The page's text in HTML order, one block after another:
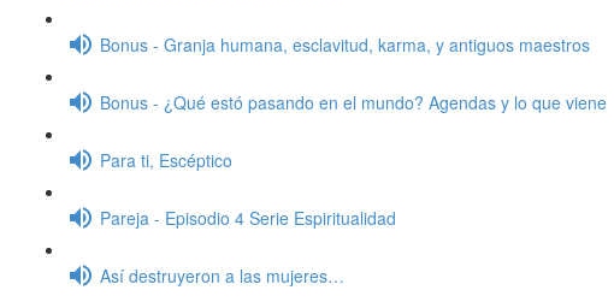
Bonus - Granja humana, esclavitud, karma, y antiguos maestros
Bonus - ¿Qué estó pasando en el mundo? Agendas y lo que viene
Para ti, Escéptico
Pareja - Episodio 4 Serie Espiritualidad
Así destruyeron a las mujeres…